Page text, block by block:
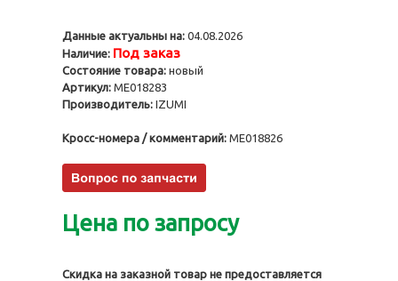
Данные актуальны на: 04.08.2026
Наличие: Под заказ
Состояние товара: новый
Артикул: ME018283
Производитель: IZUMI
Кросс-номера / комментарий: ME018826
Цена по запросу
Скидка на заказной товар не предоставляется